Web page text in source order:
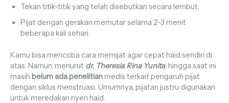
Tekan titik-titik yang telah disebutkan secara lembut.
Pijat dengan gerakan memutar selama 2-3 menit
beberapa kali sehari.
Kamu bisa mencoba cara memijat agar cepat haid sendiri di
atas. Namun, menurut dr. Theresia Rina Yunita, hingga saat ini
masih belum ada penelitianmedis terkait pengaruh pijat
dengan siklus menstruasi. Umumnya, pijatan justru digunakan
untuk meredakan nyeri haid.